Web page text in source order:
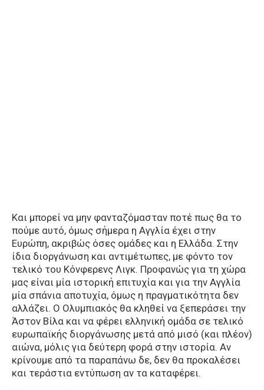
Και μπορεί να μην φανταζόμασταν ποτέ πως θα το
πούμε αυτό, όμως σήμερα η Αγγλία έχει στην
Ευρώπη, ακριβώς όσες ομάδες και η Ελλάδα. Στην
ίδια διοργάνωση και αντιμέτωπες, με φόντο τον
τελικό του Κόνφερενς Λιγκ. Προφανώς για τη χώρα
μας είναι μία ιστορική επιτυχία και για την Αγγλία
μία σπάνια αποτυχία, όμως η πραγματικότητα δεν
αλλάζει. Ο Ολυμπιακός θα κληθεί να ξεπεράσει την
Άστον Βίλα και να φέρει ελληνική ομάδα σε τελικό
ευρωπαϊκής διοργάνωσης μετά από μισό (και πλέον)
αιώνα, μόλις για δεύτερη φορά στην ιστορία. Αν
κρίνουμε από τα παραπάνω δε, δεν θα προκαλέσει
και τεράστια εντύπωση αν τα καταφέρει.